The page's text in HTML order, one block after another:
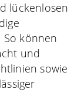
lückenlosen
können
und
sowie